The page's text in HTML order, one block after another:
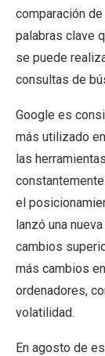
comparación
palabras clave
se puede
consultas de
Google es
más utilizado
las
el
lanzó una
cambios
más cambios
ordenadores,
volatilidad.
En agosto de